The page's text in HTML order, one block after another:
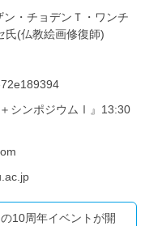
・チョデンＴ・ワンチ
氏(仏教絵画修復師)
シンポジウムⅠ』13:30
10周年イベントが開